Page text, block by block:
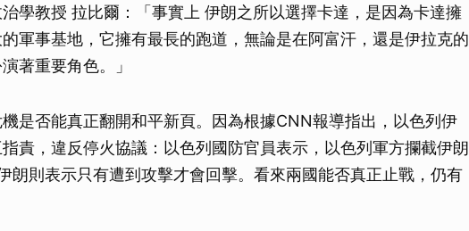
學教授 拉比爾：「事實上 伊朗之所以選擇卡達，是因為卡達擁
軍事基地，它擁有最長的跑道，無論是在阿富汗，還是伊拉克的
著重要角色。」
是否能真正翻開和平新頁。因為根據CNN報導指出，以色列伊
責，違反停火協議：以色列國防官員表示，以色列軍方攔截伊朗
朗則表示只有遭到攻擊才會回擊。看來兩國能否真正止戰，仍有